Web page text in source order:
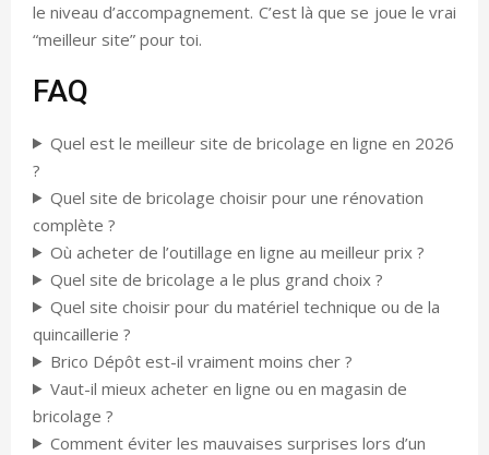
le niveau d’accompagnement. C’est là que se joue le vrai
“meilleur site” pour toi.
FAQ
Quel est le meilleur site de bricolage en ligne en 2026
?
Quel site de bricolage choisir pour une rénovation
complète ?
Où acheter de l’outillage en ligne au meilleur prix ?
Quel site de bricolage a le plus grand choix ?
Quel site choisir pour du matériel technique ou de la
quincaillerie ?
Brico Dépôt est-il vraiment moins cher ?
Vaut-il mieux acheter en ligne ou en magasin de
bricolage ?
Comment éviter les mauvaises surprises lors d’un